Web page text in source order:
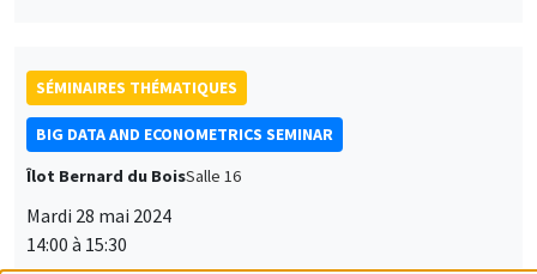
SÉMINAIRES THÉMATIQUES
BIG DATA AND ECONOMETRICS SEMINAR
Îlot Bernard du BoisSalle 16
Mardi 28 mai 2024
14:00 à 15:30